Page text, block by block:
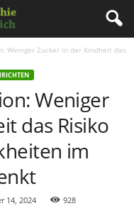
Weniger Zucker in der Kindheit das
Weniger
das Risiko
im
14, 2024 928